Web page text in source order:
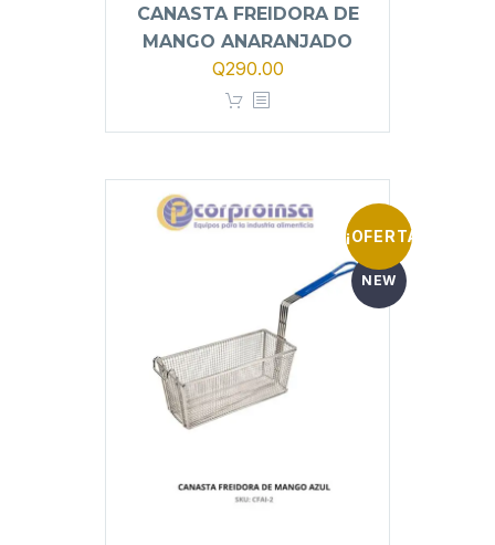
CANASTA FREIDORA DE
MANGO ANARANJADO
El
precio
Q320.00.
Q290.00El
Q290.00.
¡OFERTA!
NEW